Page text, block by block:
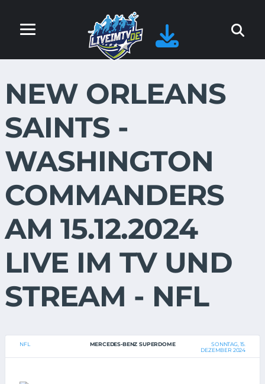
NEW ORLEANS
SAINTS -
WASHINGTON
COMMANDERS
AM 15.12.2024
LIVE IM TV UND
STREAM - NFL
NFL MERCEDES-BENZ SUPERDOME
SONNTAG, 15.
DEZEMBER 2024